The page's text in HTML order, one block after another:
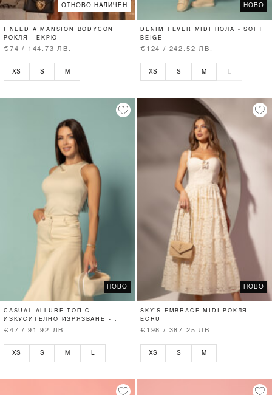
ОТНОВО НАЛИЧЕН
I NEED A MANSION BODYCON
РОКЛЯ - ЕКРЮ
€74 / 144.73 ЛВ.
XS S M
НОВО
DENIM FEVER MIDI ПОЛА - SOFT
BEIGE
€124 / 242.52 ЛВ.
XS S M L
НОВО
CASUAL ALLURE ТОП С
ИЗКУСИТЕЛНО ИЗРЯЗВАНЕ -
SOFT BEIGE
€47 / 91.92 ЛВ.
XS S M
НОВО
SKY’S EMBRACE MIDI РОКЛЯ -
ECRU
€198 / 387.25 ЛВ.
XS S M